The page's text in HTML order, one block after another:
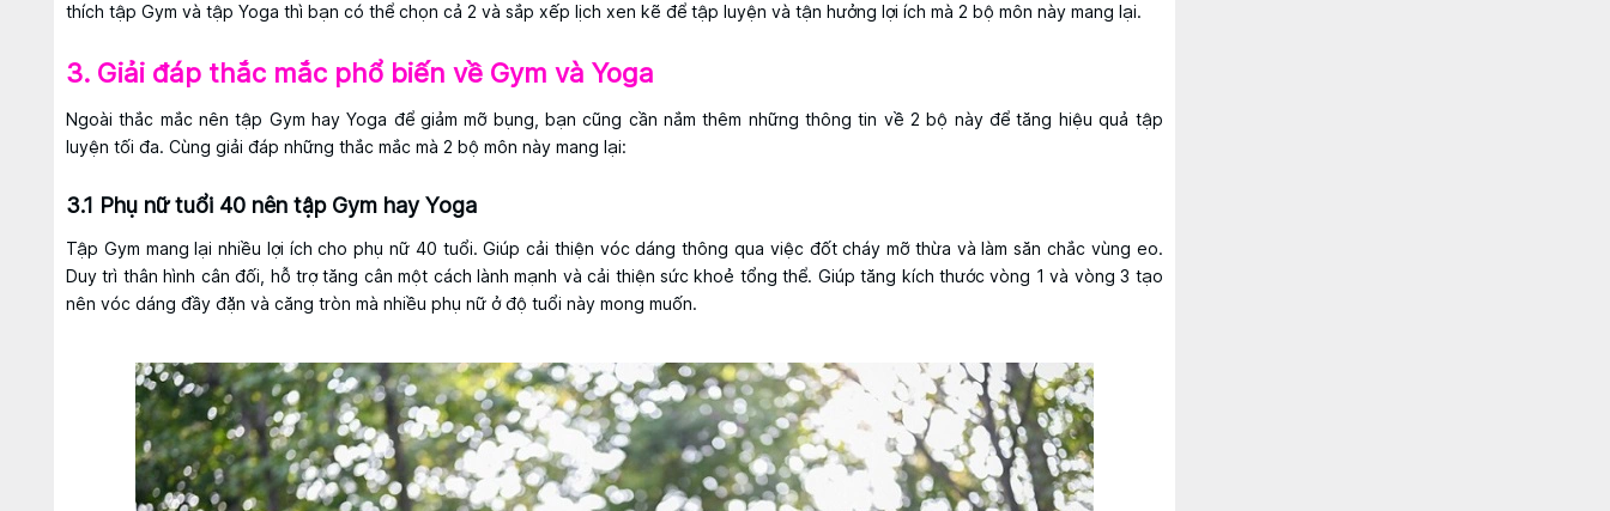
thích tập Gym và tập Yoga thì bạn có thể chọn cả 2 và sắp xếp lịch xen kẽ để tập luyện và tận hưởng lợi ích mà 2 bộ môn này mang lại.
3. Giải đáp thắc mắc phổ biến về Gym và Yoga
Ngoài thắc mắc nên tập Gym hay Yoga để giảm mỡ bụng, bạn cũng cần nắm thêm những thông tin về 2 bộ này để tăng hiệu quả tập
luyện tối đa. Cùng giải đáp những thắc mắc mà 2 bộ môn này mang lại:
3.1 Phụ nữ tuổi 40 nên tập Gym hay Yoga
Tập Gym mang lại nhiều lợi ích cho phụ nữ 40 tuổi. Giúp cải thiện vóc dáng thông qua việc đốt cháy mỡ thừa và làm săn chắc vùng eo.
Duy trì thân hình cân đối, hỗ trợ tăng cân một cách lành mạnh và cải thiện sức khoẻ tổng thể. Giúp tăng kích thước vòng 1 và vòng 3 tạo
nên vóc dáng đầy đặn và căng tròn mà nhiều phụ nữ ở độ tuổi này mong muốn.